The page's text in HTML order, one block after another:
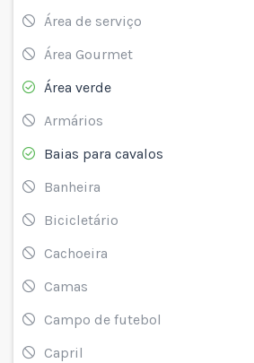
Área de serviço
Área Gourmet
Área verde
Armários
Baias para cavalos
Banheira
Bicicletário
Cachoeira
Camas
Campo de futebol
Capril